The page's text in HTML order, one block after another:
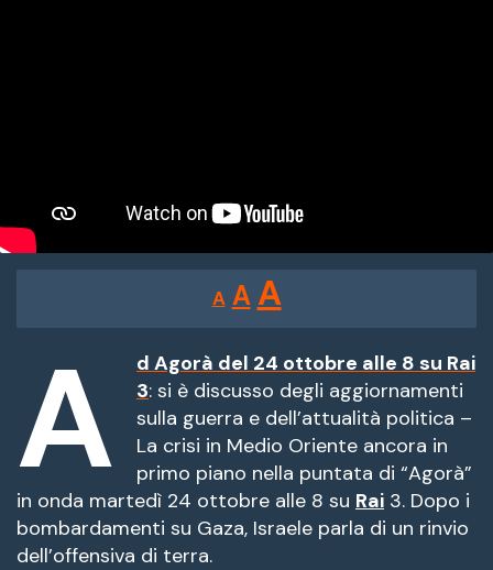
A
Reducir
tamaño
de
fuente.
A Restablecer
tamaño
de
fuente
AAumentar
tamaño
de
fuente.
A
d Agorà del 24 ottobre alle 8 su Rai
3: si è discusso degli aggiornamenti
sulla guerra e dell’attualità politica –
La crisi in Medio Oriente ancora in
primo piano nella puntata di “Agorà”
in onda martedì 24 ottobre alle 8 su Rai 3. Dopo i
bombardamenti su Gaza, Israele parla di un rinvio
dell’offensiva di terra.